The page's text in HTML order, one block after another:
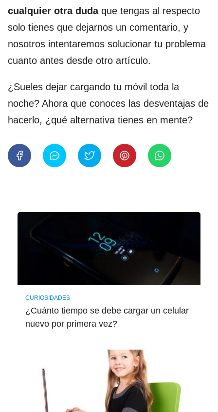
cualquier otra dudaque tengas al respecto
solo tienes que dejarnos un comentario, y
nosotros intentaremos solucionar tu problema
cuanto antes desde otro artículo.
¿Sueles dejar cargando tu móvil toda la
noche? Ahora que conoces las desventajas de
hacerlo, ¿qué alternativa tienes en mente?
CURIOSIDADES
¿Cuánto tiempo se debe cargar un celular
nuevo por primera vez?